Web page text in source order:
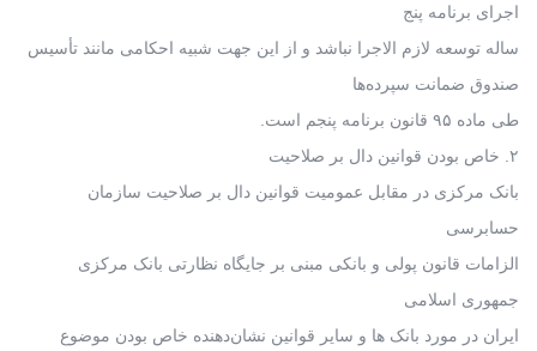
اجرای برنامه پنج
ساله توسعه لازم الاجرا نباشد و از این جهت شبیه احکامی مانند تأسیس
صندوق ضمانت سپرده‌ها
طی ماده ۹۵ قانون برنامه پنجم است.
۲. خاص بودن قوانین دال بر صلاحیت
بانک مرکزی در مقابل عمومیت قوانین دال بر صلاحیت سازمان
حسابرسی
الزامات قانون پولی و بانکی مبنی بر جایگاه نظارتی بانک مرکزی
جمهوری اسلامی
ایران در مورد بانک ها و سایر قوانین نشان‌دهنده خاص بودن موضوع